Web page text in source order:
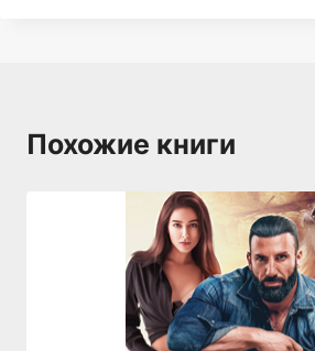
Похожие книги